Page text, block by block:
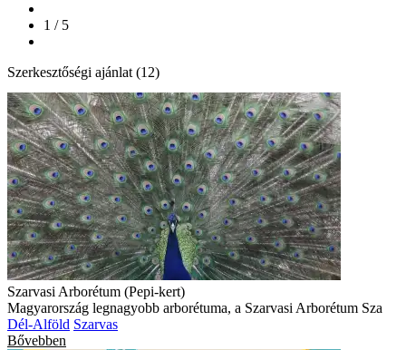
1 / 5
Szerkesztőségi ajánlat (12)
Szarvasi Arborétum (Pepi-kert)
Magyarország legnagyobb arborétuma, a Szarvasi Arborétum Sza
Dél-Alföld Szarvas
Bővebben